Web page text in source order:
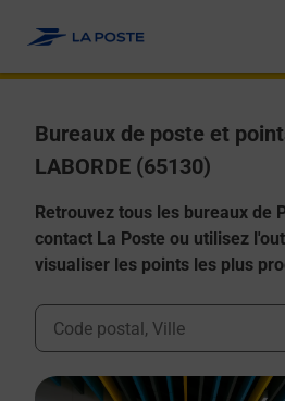
Bureaux de poste et
LABORDE (65130)
Retrouvez tous les bureaux de
contact La Poste ou utilisez
visualiser les points les plus
Ville, Département, Code Postal